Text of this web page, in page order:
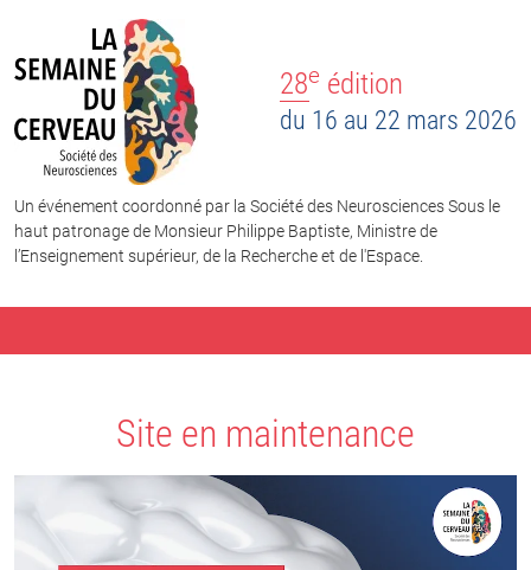
28e édition
du 16 au 22 mars 2026
Un événement coordonné par la Société des Neurosciences Sous le
haut patronage de Monsieur Philippe Baptiste, Ministre de
l’Enseignement supérieur, de la Recherche et de l'Espace.
Site en maintenance